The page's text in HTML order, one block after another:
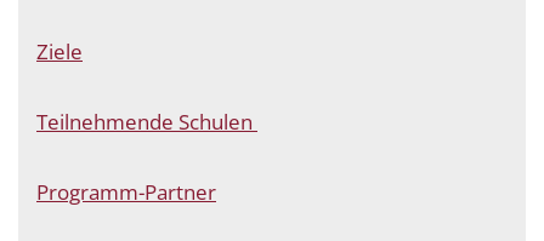
Ziele
Teilnehmende Schulen
Programm-Partner